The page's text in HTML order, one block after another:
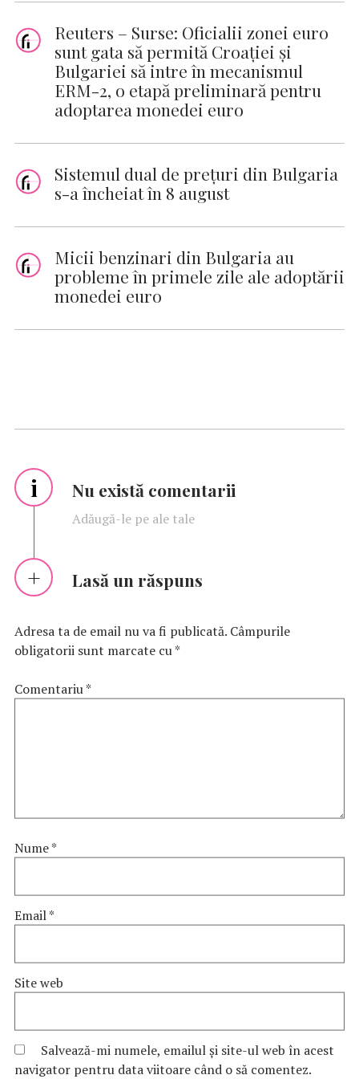
Reuters – Surse: Oficialii zonei euro
sunt gata să permită Croației și
Bulgariei să intre în mecanismul
ERM-2, o etapă preliminară pentru
adoptarea monedei euro
Sistemul dual de prețuri din Bulgaria
s-a încheiat în 8 august
Micii benzinari din Bulgaria au
probleme în primele zile ale adoptării
monedei euro
i Nu există comentarii
Adăugă-le pe ale tale
Lasă un răspuns
Adresa ta de email nu va fi publicată. Câmpurile
obligatorii sunt marcate cu*
Comentariu*
Nume*
Email*
Site web
Salvează-mi numele, emailul și site-ul web în acest
navigator pentru data viitoare când o să comentez.